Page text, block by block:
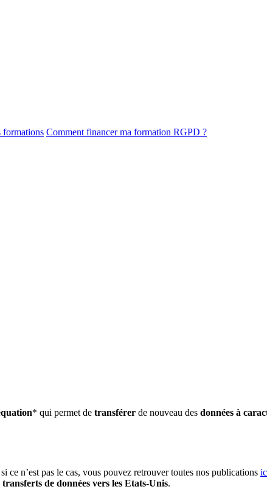
formations Comment financer ma formation RGPD ?
* qui permet de transférer de nouveau des données à
ce n’est pas le cas, vous pouvez retrouver toutes nos publications
transferts de données vers les Etats-Unis.